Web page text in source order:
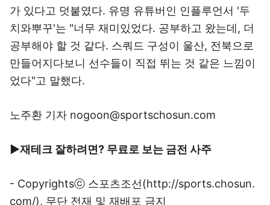
가 있다고 덧붙였다. 유명 유튜버인 인플루언서 '두
치와뿌꾸'는 "너무 재미있었다. 공부하고 왔는데, 더
공부해야 할 것 같다. 스쿼드 구성이 울산, 전북으로
만들어지다보니 선수들이 직접 뛰는 것 같은 느낌이
었다"고 말했다.
노주환 기자 nogoon@sportschosun.com
▶재테크 잘하려면? 무료로 보는 금전 사주
- Copyrightsⓒ 스포츠조선(http://sports.chosun.
com/), 무단 전재 및 재배포 금지